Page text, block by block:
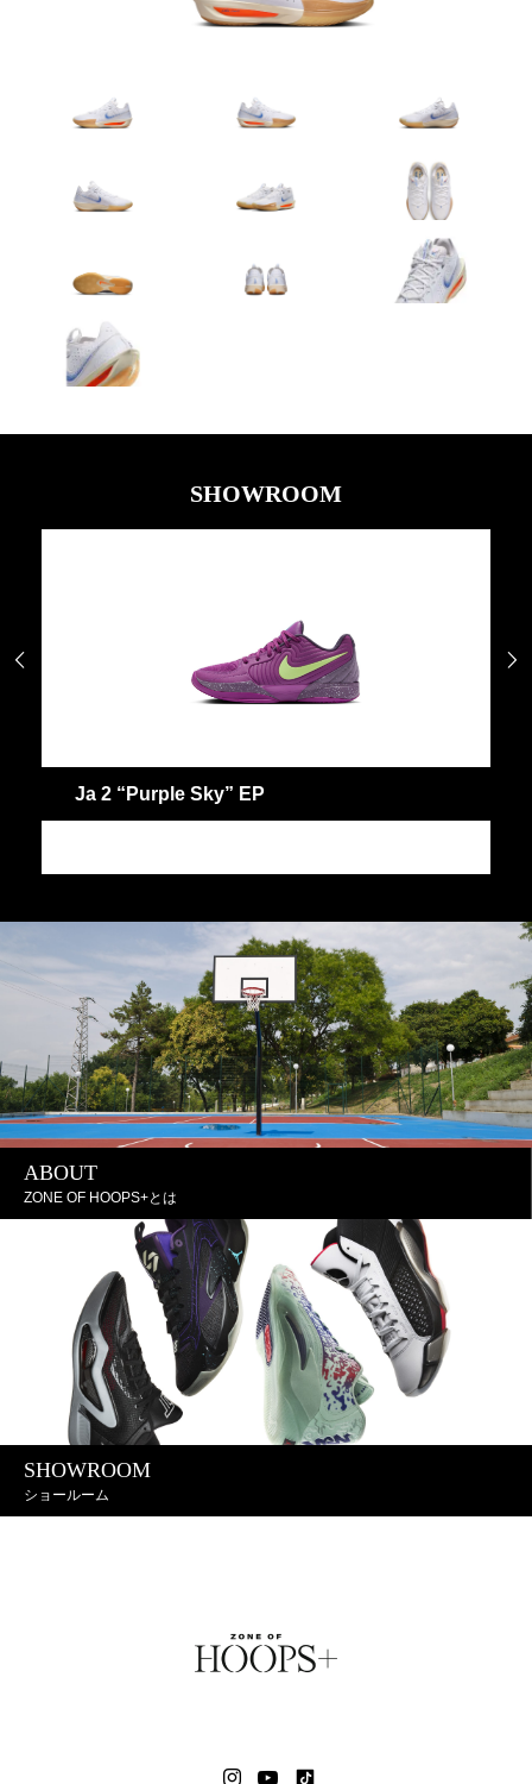
SHOWROOM
Ja 2 “Purple Sky” EP
 
ABOUT
ZONE OF HOOPS+とは
SHOWROOM
ショールーム